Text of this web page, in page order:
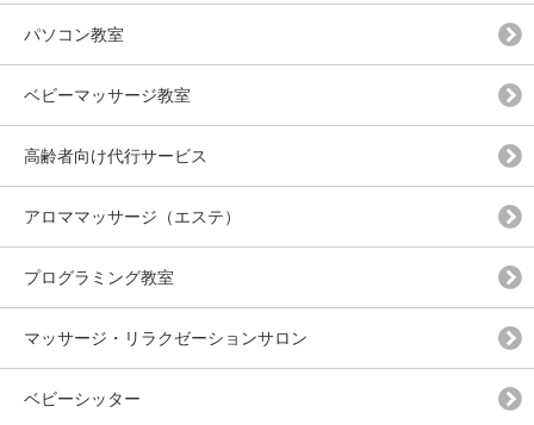
パソコン教室
ベビーマッサージ教室
高齢者向け代行サービス
アロママッサージ（エステ）
プログラミング教室
マッサージ・リラクゼーションサロン
ベビーシッター